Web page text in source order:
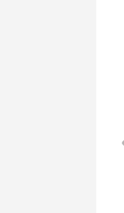
Livraison assurée